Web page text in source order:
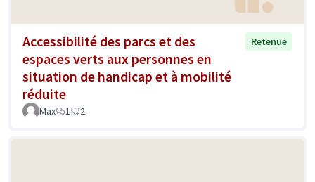
Accessibilité des parcs et des
espaces verts aux personnes en
situation de handicap et à mobilité
réduite
Retenue
Max 1 2